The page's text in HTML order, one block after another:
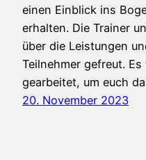
einen Einblick ins
erhalten. Die Trainer
über die Leistungen
Teilnehmer gefreut.
gearbeitet, um euch
20. November 2023